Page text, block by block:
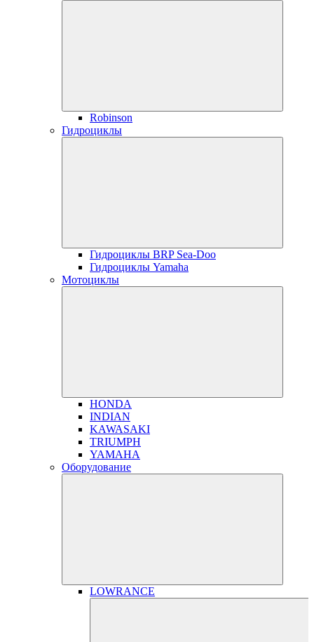
Robinson
Гидроциклы
Гидроциклы BRP Sea-Doo
Гидроциклы Yamaha
Мотоциклы
HONDA
INDIAN
KAWASAKI
TRIUMPH
YAMAHA
Оборудование
LOWRANCE